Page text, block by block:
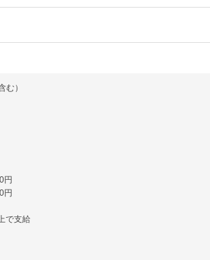
）
円
円
で支給